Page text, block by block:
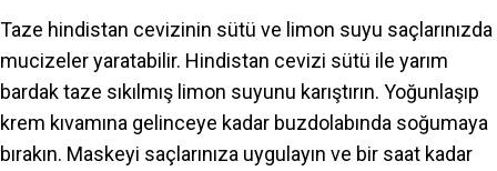
Taze hindistan cevizinin sütü ve limon suyu saçlarınızda
mucizeler yaratabilir. Hindistan cevizi sütü ile yarım
bardak taze sıkılmış limon suyunu karıştırın. Yoğunlaşıp
krem kıvamına gelinceye kadar buzdolabında soğumaya
bırakın. Maskeyi saçlarınıza uygulayın ve bir saat kadar